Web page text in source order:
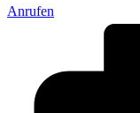
Anrufen